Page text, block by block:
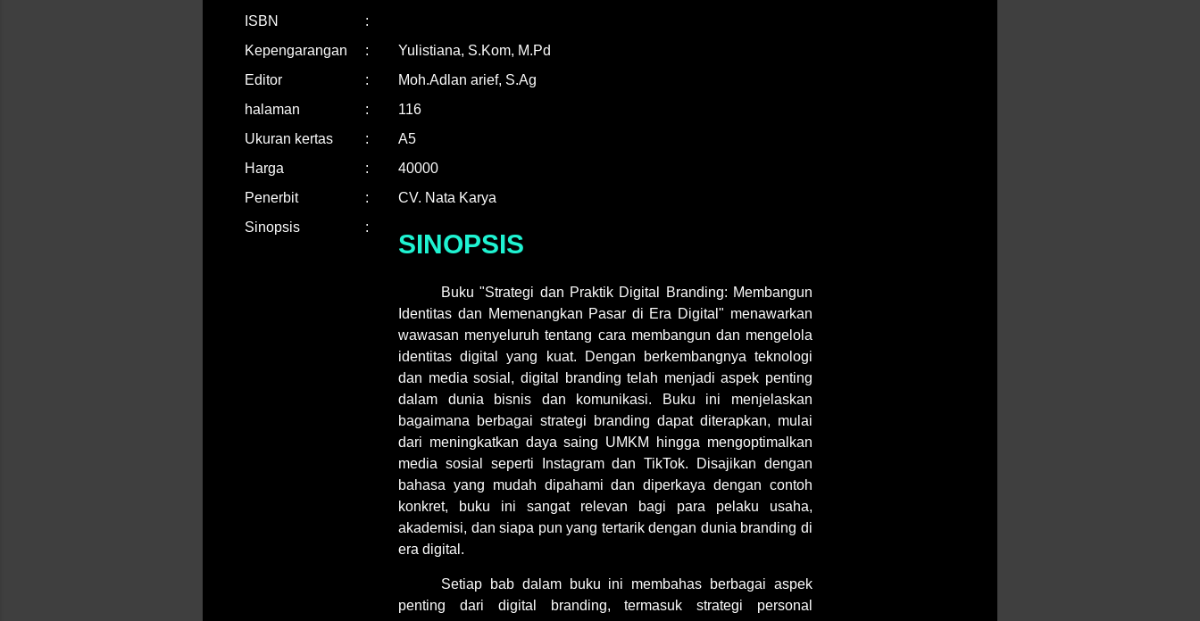
ISBN
:
Kepengarangan
:
Yulistiana, S.Kom, M.Pd
Editor
:
Moh.Adlan arief, S.Ag
halaman
:
116
Ukuran kertas
:
A5
Harga
:
40000
Penerbit
:
CV. Nata Karya
Sinopsis
:
SINOPSIS
Buku "Strategi dan Praktik Digital Branding: Membangun
Identitas dan Memenangkan Pasar di Era Digital" menawarkan
wawasan menyeluruh tentang cara membangun dan mengelola
identitas digital yang kuat. Dengan berkembangnya teknologi
dan media sosial, digital branding telah menjadi aspek penting
dalam dunia bisnis dan komunikasi. Buku ini menjelaskan
bagaimana berbagai strategi branding dapat diterapkan, mulai
dari meningkatkan daya saing UMKM hingga mengoptimalkan
media sosial seperti Instagram dan TikTok. Disajikan dengan
bahasa yang mudah dipahami dan diperkaya dengan contoh
konkret, buku ini sangat relevan bagi para pelaku usaha,
akademisi, dan siapa pun yang tertarik dengan dunia branding di
era digital.
Setiap bab dalam buku ini membahas berbagai aspek
penting dari digital branding, termasuk strategi personal